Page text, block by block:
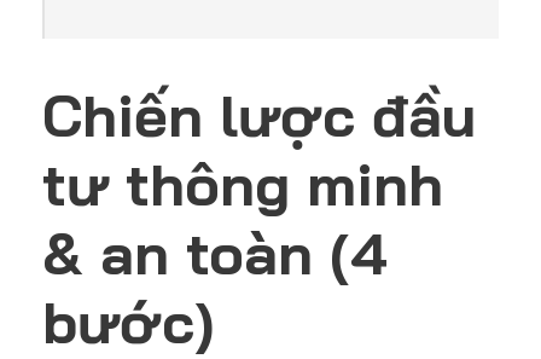
Chiến lược đầu
tư thông minh
& an toàn (4
bước)